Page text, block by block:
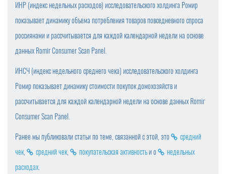
ИНР (индекс недельных расходов) исследовательского холдинга Ромир
показывает динамику объема потребления товаров повседневного спроса
россиянами и рассчитывается для каждой календарной недели на основе
данных Romir Consumer Scan Panel.
ИНСЧ (индекс недельного среднего чека) исследовательского холдинга
Ромир показывает динамику стоимости покупок домохозяйств и
рассчитывается для каждой календарной недели на основе данных Romir
Consumer Scan Panel.
Ранее мы публиковали статьи по теме, связанной с этой, это
средний
чек, средний чек, покупательская активностьи о
недельных
расходах.